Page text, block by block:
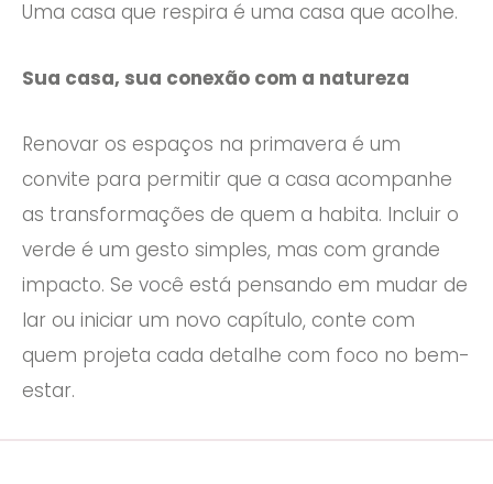
Uma casa que respira é uma casa que acolhe.
Sua casa, sua conexão com a natureza
Renovar os espaços na primavera é um
convite para permitir que a casa acompanhe
as transformações de quem a habita. Incluir o
verde é um gesto simples, mas com grande
impacto. Se você está pensando em mudar de
lar ou iniciar um novo capítulo, conte com
quem projeta cada detalhe com foco no bem-
estar.